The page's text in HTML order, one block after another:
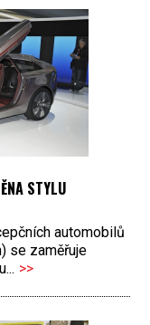
STYLU
automobilů
se zaměřuje
>>